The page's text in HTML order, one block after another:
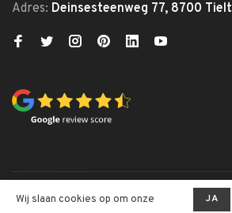
Adres: Deinsesteenweg 77, 8700 Tielt
© Copyright 2026 Inofec
Wij slaan cookies op om onze JA